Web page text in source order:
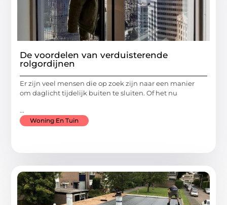
De voordelen van verduisterende
rolgordijnen
Er zijn veel mensen die op zoek zijn naar een manier
om daglicht tijdelijk buiten te sluiten. Of het nu
...
Woning En Tuin